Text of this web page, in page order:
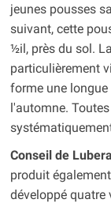
jeunes pousses
suivant, cette
½il, près du sol.
particulièrement
forme une
l'automne.
Conseil de
produit
développé quatre